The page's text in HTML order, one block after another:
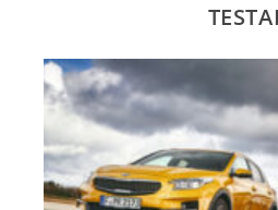
TESTAI